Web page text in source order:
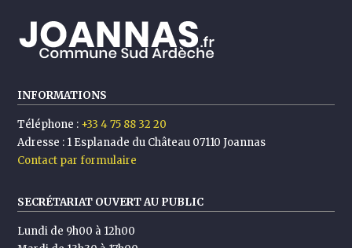
INFORMATIONS
Téléphone : +33 4 75 88 32 20
Adresse : 1 Esplanade du Château 07110 Joannas
Contact par formulaire
SECRÉTARIAT OUVERT AU PUBLIC
Lundi de 9h00 à 12h00